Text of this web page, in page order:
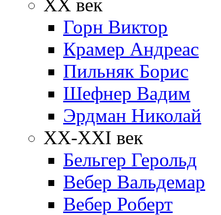
XX век
Горн Виктор
Крамер Андреас
Пильняк Борис
Шефнер Вадим
Эрдман Николай
ХХ-XXI век
Бельгер Герольд
Вебер Вальдемар
Вебер Роберт